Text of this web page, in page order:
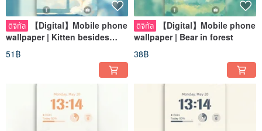
ดิจิทัล
【Digital】Mobile phone
wallpaper | Kitten besides
window
51฿
ดิจิทัล
【Digital】Mobile phone
wallpaper | Bear in forest
38฿